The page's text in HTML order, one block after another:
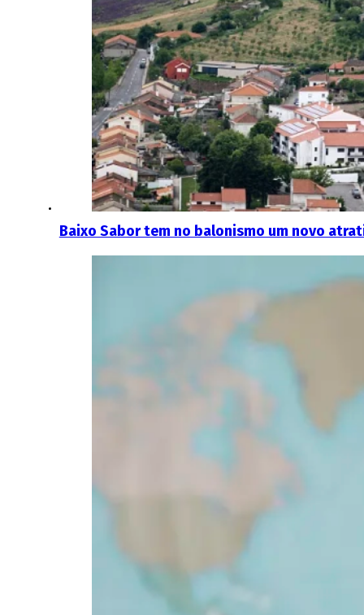
Baixo Sabor tem no balonismo um novo